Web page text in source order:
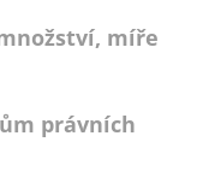
míře
právních